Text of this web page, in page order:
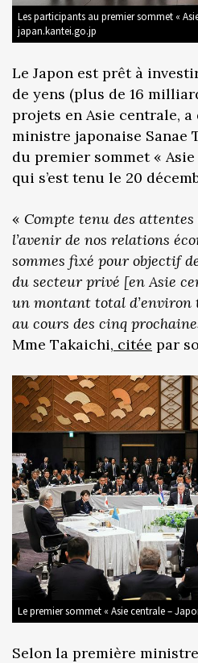
Les participants au premier sommet «
japan.kantei.go.jp
Le Japon est prêt à
de yens (plus de 16
projets en Asie centrale,
ministre japonaise Sanae
du premier sommet «
qui s’est tenu le 20
« Compte tenu des
l’avenir de nos relations
sommes fixé pour objectif
du secteur privé [en Asie
un montant total d’environ
au cours des cinq
Mme Takaichi, citée par
Le premier sommet « Asie centrale –
Selon la première ministre